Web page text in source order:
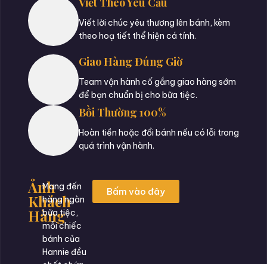
Viết lời chúc yêu thương lên bánh, kèm
theo hoạ tiết thể hiện cá tính.
Giao Hàng Đúng Giờ
Team vận hành cố gắng giao hàng sớm
để bạn chuẩn bị cho bữa tiệc.
Bồi Thường 100%
Hoàn tiền hoặc đổi bánh nếu có lỗi trong
quá trình vận hành.
Ảnh
Khách
Hàng
Mang đến
hàng ngàn
bữa tiệc,
mỗi chiếc
bánh của
Hannie đều
Bấm vào đây